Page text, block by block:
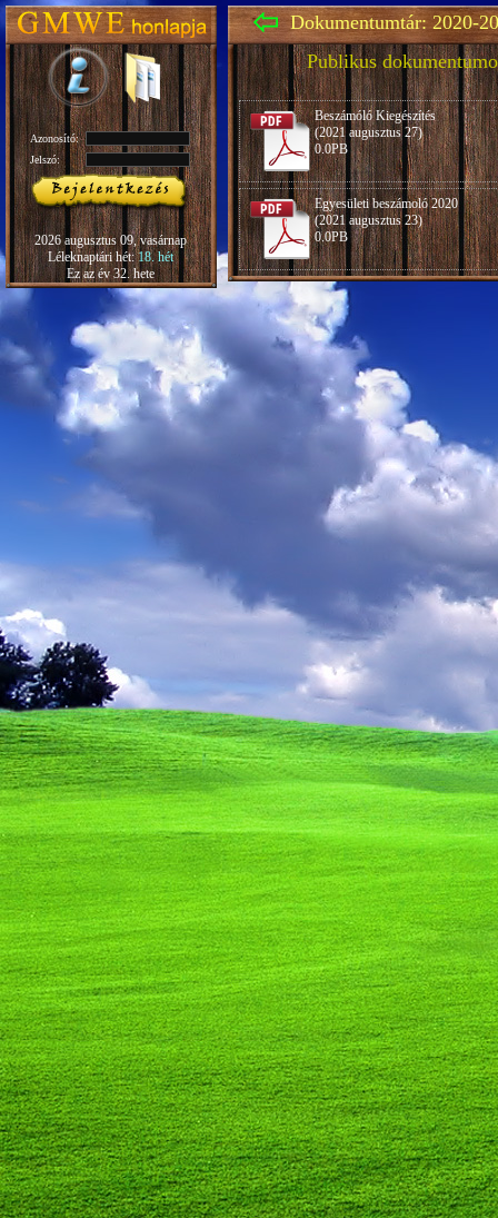
Azonosító:
Jelszó:
2026 augusztus 09, vasárnap
Léleknaptári hét:18. hét
Ez az év 32. hete
Dokumentumtár: 2020-
Publikus
Beszámóló Kiegészítés
(2021 augusztus 27)
0.0PB
Egyesületi beszámoló 2020
(2021 augusztus 23)
0.0PB